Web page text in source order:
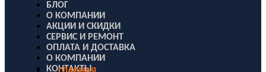
БЛОГ
О КОМПАНИИ
АКЦИИ И СКИДКИ
СЕРВИС И РЕМОНТ
ОПЛАТА И ДОСТАВКА
О КОМПАНИИ
КОНТАКТЫ